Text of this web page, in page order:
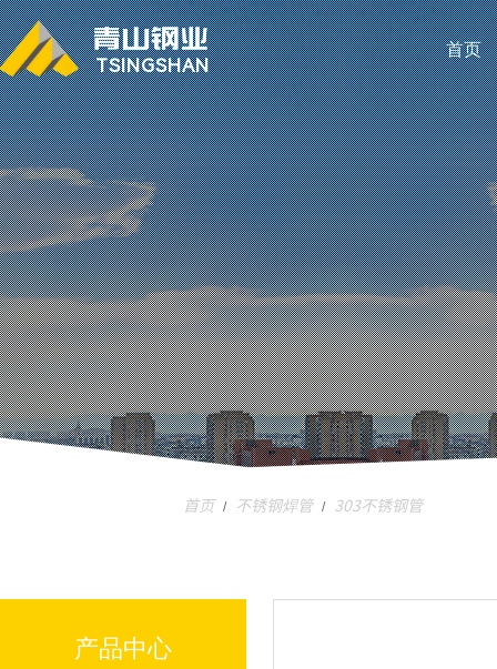
首页 / 不锈钢焊管 / 303不锈钢管
产品中心
首页
TSINGSHAN